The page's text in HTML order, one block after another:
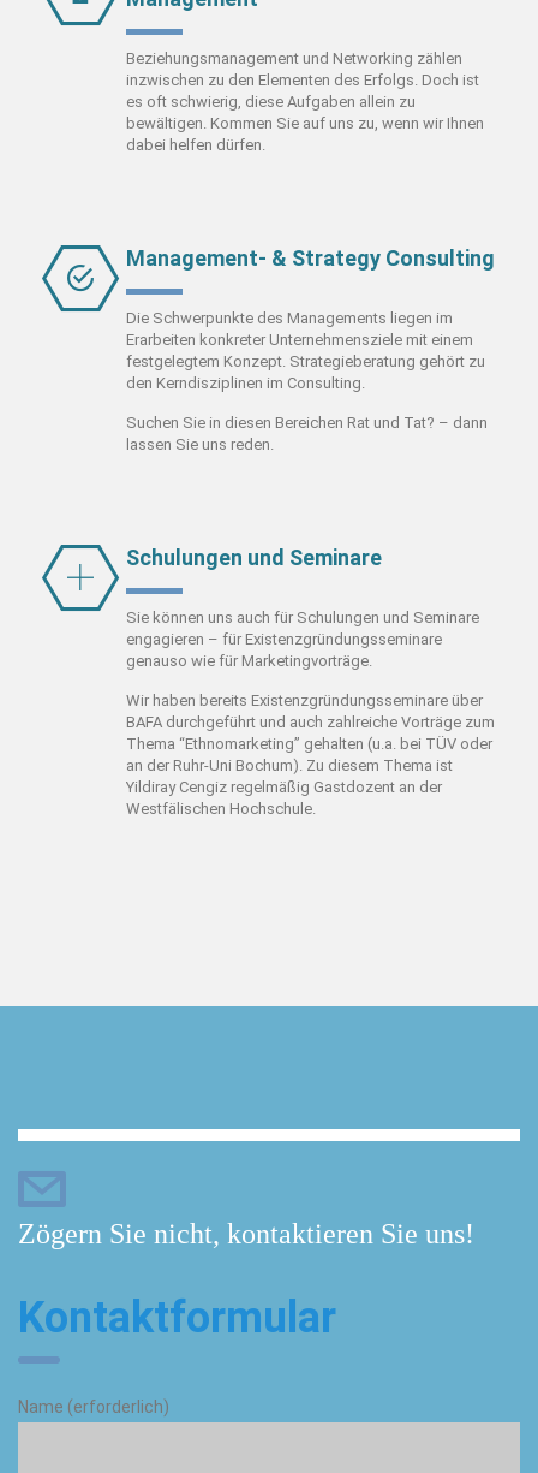
Beziehungsmanagement und Networking zählen
inzwischen zu den Elementen des Erfolgs. Doch ist
es oft schwierig, diese Aufgaben allein zu
bewältigen. Kommen Sie auf uns zu, wenn wir Ihnen
dabei helfen dürfen.
Management- & Strategy Consulting
Die Schwerpunkte des Managements liegen im
Erarbeiten konkreter Unternehmensziele mit einem
festgelegtem Konzept. Strategieberatung gehört zu
den Kerndisziplinen im Consulting.
Suchen Sie in diesen Bereichen Rat und Tat? – dann
lassen Sie uns reden.
Schulungen und Seminare
Sie können uns auch für Schulungen und Seminare
engagieren – für Existenzgründungsseminare
genauso wie für Marketingvorträge.
Wir haben bereits Existenzgründungsseminare über
BAFA durchgeführt und auch zahlreiche Vorträge zum
Thema “Ethnomarketing” gehalten (u.a. bei TÜV oder
an der Ruhr-Uni Bochum). Zu diesem Thema ist
Yildiray Cengiz regelmäßig Gastdozent an der
Westfälischen Hochschule.
Zögern Sie nicht, kontaktieren Sie uns!
Kontaktformular
Name (erforderlich)